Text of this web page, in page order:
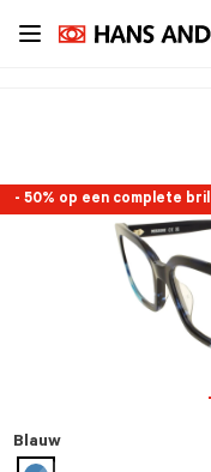
Ga
- 50% op een complete bril
Blauw